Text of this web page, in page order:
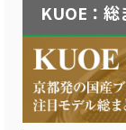
KUOE：総